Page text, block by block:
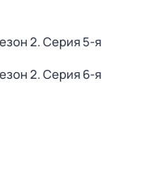
2. Серия 5-я
2. Серия 6-я